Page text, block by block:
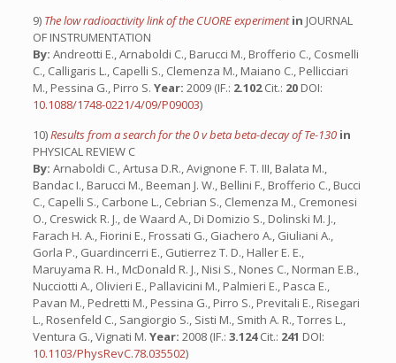
9) The low radioactivity link of the CUORE experimentin JOURNAL
OF INSTRUMENTATION
By: Andreotti E., Arnaboldi C., Barucci M., Brofferio C., Cosmelli
C., Calligaris L., Capelli S., Clemenza M., Maiano C., Pellicciari
M., Pessina G., Pirro S. Year: 2009 (IF.: 2.102Cit.: 20 DOI:
10.1088/1748-0221/4/09/P09003)
10)Results from a search for the 0 v beta beta-decay of Te-130 in
PHYSICAL REVIEW C
By: Arnaboldi C., Artusa D.R., Avignone F. T. III, Balata M.,
Bandac I., Barucci M., Beeman J. W., Bellini F., Brofferio C., Bucci
C., Capelli S., Carbone L., Cebrian S., Clemenza M., Cremonesi
O., Creswick R. J., de Waard A., Di Domizio S., Dolinski M. J.,
Farach H. A., Fiorini E., Frossati G., Giachero A., Giuliani A.,
Gorla P., Guardincerri E., Gutierrez T. D., Haller E. E.,
Maruyama R. H., McDonald R. J., Nisi S., Nones C., Norman E.B.,
Nucciotti A., Olivieri E., Pallavicini M., Palmieri E., Pasca E.,
Pavan M., Pedretti M., Pessina G., Pirro S., Previtali E., Risegari
L., Rosenfeld C., Sangiorgio S., Sisti M., Smith A. R., Torres L.,
Ventura G., Vignati M. Year: 2008 (IF.: 3.124Cit.: 241 DOI:
10.1103/PhysRevC.78.035502)